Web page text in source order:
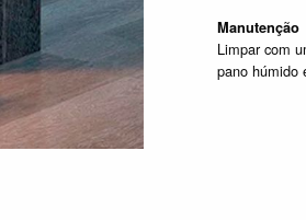
Manutenção
Limpar com
pano húmido